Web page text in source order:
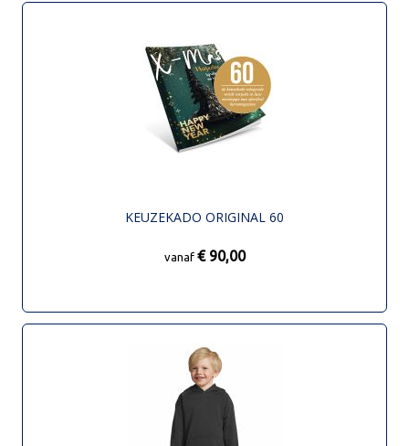
KEUZEKADO ORIGINAL 60
vanaf € 90,00